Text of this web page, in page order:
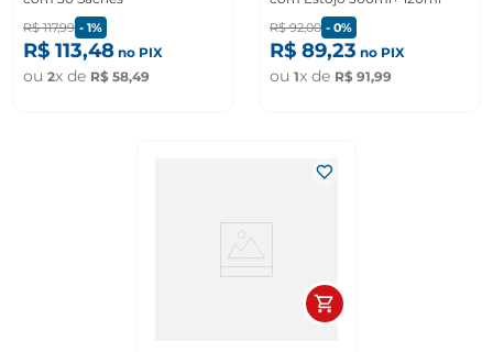
R$ 117,99 - 1%
R$ 113,48 no PIX
ou 2x de R$ 58,49
R$ 92,00 - 0%
R$ 89,23 no PIX
ou 1x de R$ 91,99